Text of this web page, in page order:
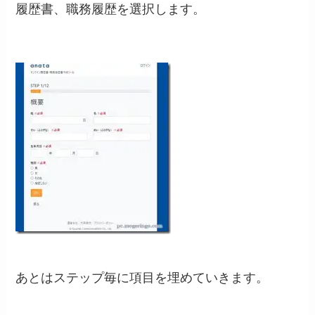
履歴書、職務履歴を選択します。
あとはステップ毎に項目を埋めていきます。